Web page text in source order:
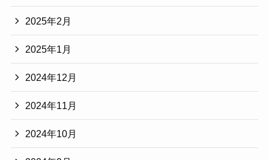
2025年2月
2025年1月
2024年12月
2024年11月
2024年10月